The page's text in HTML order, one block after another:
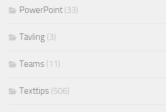
PowerPoint (33)
Tävling (3)
Teams (11)
Texttips (506)